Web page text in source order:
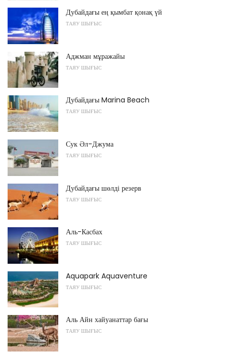
Дубайдағы ең қымбат қонақ үй
ТАЯУ ШЫҒЫС
Аджман мұражайы
ТАЯУ ШЫҒЫС
Дубайдағы Marina Beach
ТАЯУ ШЫҒЫС
Сук Әл-Джума
ТАЯУ ШЫҒЫС
Дубайдағы шөлді резерв
ТАЯУ ШЫҒЫС
Аль-Касбах
ТАЯУ ШЫҒЫС
Aquapark Aquaventure
ТАЯУ ШЫҒЫС
Аль Айн хайуанаттар бағы
ТАЯУ ШЫҒЫС